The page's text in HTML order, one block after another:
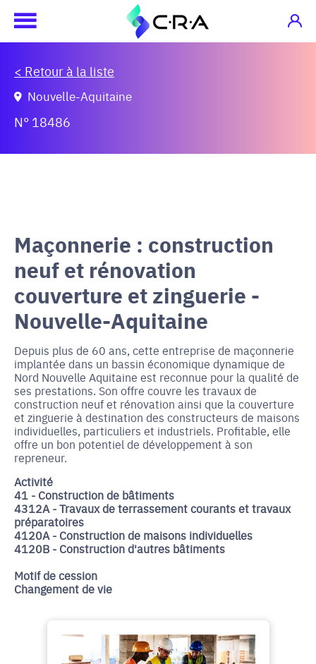
< Retour à la liste
N° 18486
Nouvelle-Aquitaine
Maçonnerie : construction
neuf et rénovation
couverture et zinguerie -
Nouvelle-Aquitaine
Depuis plus de 60 ans, cette entreprise de maçonnerie
implantée dans un bassin économique dynamique de
Nord Nouvelle Aquitaine est reconnue pour la qualité de
ses prestations. Son offre couvre les travaux de
construction neuf et rénovation ainsi que la couverture
et zinguerie à destination des constructeurs de maisons
individuelles, particuliers et industriels. Profitable, elle
offre un bon potentiel de développement à son
repreneur.
Activité
41 - Construction de bâtiments
4312A - Travaux de terrassement courants et travaux
préparatoires
4120A - Construction de maisons individuelles
4120B - Construction d'autres bâtiments
Motif de cession
Changement de vie